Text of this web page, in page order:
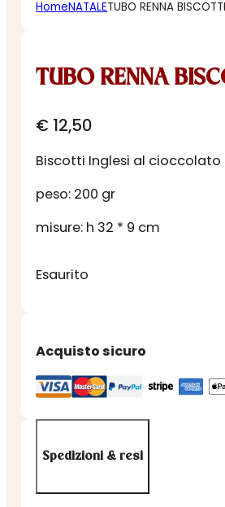
HomeNATALETUBO RENNA
TUBO RENNA
€ 12,50
Biscotti Inglesi al cioccolato
peso: 200 gr
misure: h 32 * 9 cm
Esaurito
Acquisto sicuro
Spedizioni & resi